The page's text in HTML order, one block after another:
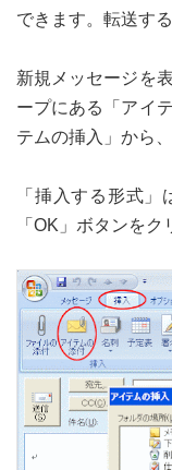
できます。転送す
新規メッセージを
ープにある「アイ
テムの挿入」から
「挿入する形式」
「OK」ボタンをク